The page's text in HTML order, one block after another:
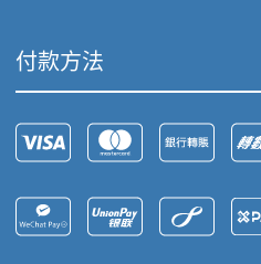
付款方法